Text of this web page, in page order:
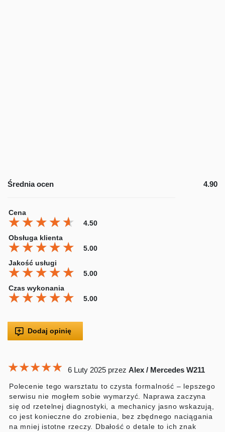
Średnia ocen 4.90
Cena
4.50
★★★★★
★★★★★
★★★★★
Obsługa klienta
5.00
★★★★★
★★★★★
★★★★★
Jakość usługi
5.00
★★★★★
★★★★★
★★★★★
Czas wykonania
5.00
★★★★★
★★★★★
★★★★★
Dodaj opinię
★★★★★
★★★★★
★★★★★ 6 Luty 2025 przez Alex / Mercedes W211
Polecenie tego warsztatu to czysta formalność – lepszego
serwisu nie mogłem sobie wymarzyć. Naprawa zaczyna
się od rzetelnej diagnostyki, a mechanicy jasno wskazują,
co jest konieczne do zrobienia, bez zbędnego naciągania
na mniej istotne rzeczy. Dbałość o detale to ich znak